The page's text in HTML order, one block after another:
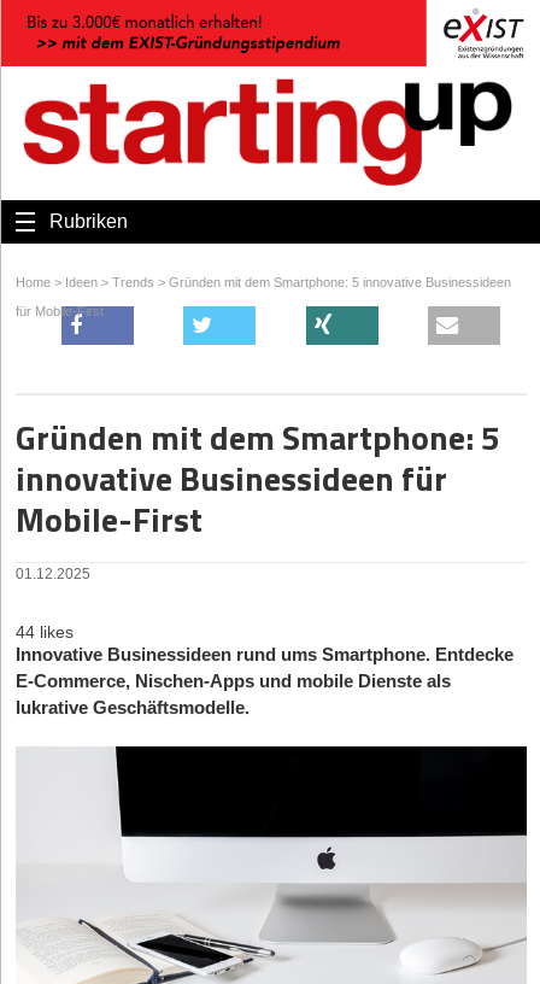
Rubriken
Home > Ideen > Trends > Gründen mit dem Smartphone: 5 innovative Businessideen
für Mobile-First
Gründen mit dem Smartphone: 5
innovative Businessideen für
Mobile-First
01.12.2025
44 likes
Innovative Businessideen rund ums Smartphone. Entdecke
E-Commerce, Nischen-Apps und mobile Dienste als
lukrative Geschäftsmodelle.